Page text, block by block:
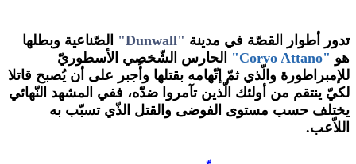
تدور أطوار القصّة في مدينة "Dunwall"
الصّناعية وبطلها
هو "Corvo Attano"
الحارس الشّخصي الأسطوريّ
للإمبراطورة والّذي ثمّ إتّهامه بقتلها وأُجبر على أن يُصبح قاتلا
لكيّ ينتقم من أولئك الّذين تآمروا ضدّه، ففي المشهد النّهائي
يختلف حسب مستوى الفوضى والقتل الذّي تسبّب به
اللاّعب.